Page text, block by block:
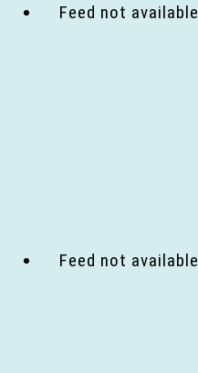
Feed not available
Feed not available